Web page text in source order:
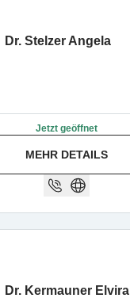
Dr. Stelzer Angela
Jetzt geöffnet
MEHR DETAILS
Dr. Kermauner Elvira